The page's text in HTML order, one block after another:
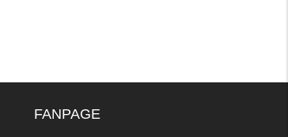
FANPAGE